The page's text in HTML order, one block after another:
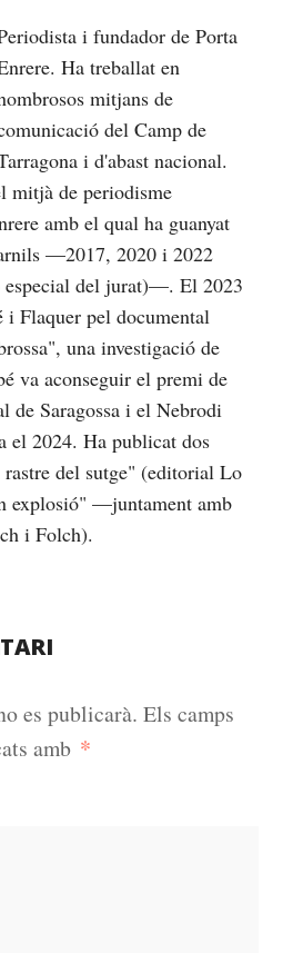
i fundador de Porta
Ha treballat en
mitjans de
del Camp de
i d'abast nacional.
mitjà de periodisme
amb el qual ha guanyat
—2017, 2020 i 2022
especial del jurat)—. El 2023
i Flaquer pel documental
una investigació de
va aconseguir el premi de
de Saragossa i el Nebrodi
el 2024. Ha publicat dos
del sutge" (editorial Lo
explosió" —juntament amb
i Folch).
es publicarà. Els camps
amb *